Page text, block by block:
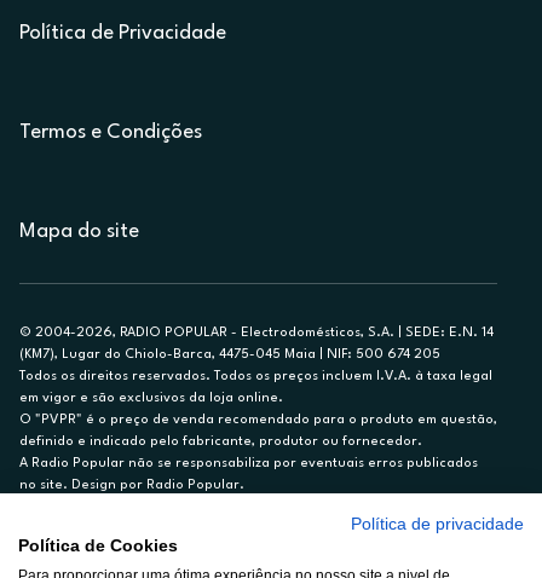
Política de Privacidade
Termos e Condições
Mapa do site
© 2004-2026, RADIO POPULAR - Electrodomésticos, S.A. | SEDE: E.N. 14
(KM7), Lugar do Chiolo-Barca, 4475-045 Maia | NIF: 500 674 205
Todos os direitos reservados. Todos os preços incluem I.V.A. à taxa legal
em vigor e são exclusivos da loja online.
O "PVPR" é o preço de venda recomendado para o produto em questão,
definido e indicado pelo fabricante, produtor ou fornecedor.
A Radio Popular não se responsabiliza por eventuais erros publicados
no site. Design por Radio Popular.
Ex. para limite de crédito de €1.500, reembolsado em 12 meses, TAN
14,79%.
Política de privacidade
Política de Cookies